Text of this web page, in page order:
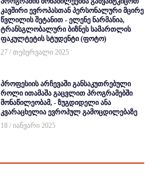
კავშირი ევროპასთან პერსონალური მცირე
წვლილის შეტანით - ელენე ნარმანია,
ტრანსგლობალური ბიზნეს სამართლის
ფაკულტეტის სტუდენტი (ფოტო)
27 / თებერვალი 2025
პროფესიის არჩევაში განსაკუთრებული
როლი ითამაშა გაცვლით პროგრამებში
მონაწილეობამ, - ზუგდიდელი ანა
კვარაცხელია ევროპულ გამოცდილებაზე
18 / იანვარი 2025